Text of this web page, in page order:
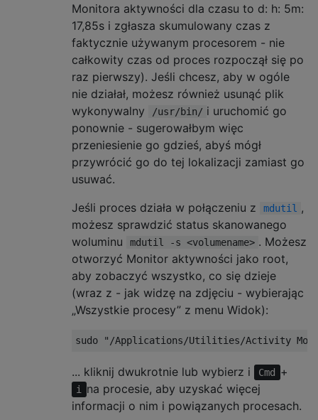
Monitora aktywności dla czasu to d: h: 5m:
17,85s i zgłasza skumulowany czas z
faktycznie używanym procesorem - nie
całkowity czas od proces rozpoczął się po
raz pierwszy). Jeśli chcesz, aby w ogóle
nie działał, możesz również usunąć plik
wykonywalny
/usr/bin/ i uruchomić go
ponownie - sugerowałbym więc
przeniesienie go gdzieś, abyś mógł
przywrócić go do tej lokalizacji zamiast go
usuwać.
Jeśli proces działa w połączeniu z
mdutil ,
możesz sprawdzić status skanowanego
woluminu
mdutil -s <volumename> . Możesz
otworzyć Monitor aktywności jako root,
aby zobaczyć wszystko, co się dzieje
(wraz z - jak widzę na zdjęciu - wybierając
„Wszystkie procesy” z menu Widok):
... kliknij dwukrotnie lub wybierz i Cmd +
i
na procesie, aby uzyskać więcej
informacji o nim i powiązanych procesach.